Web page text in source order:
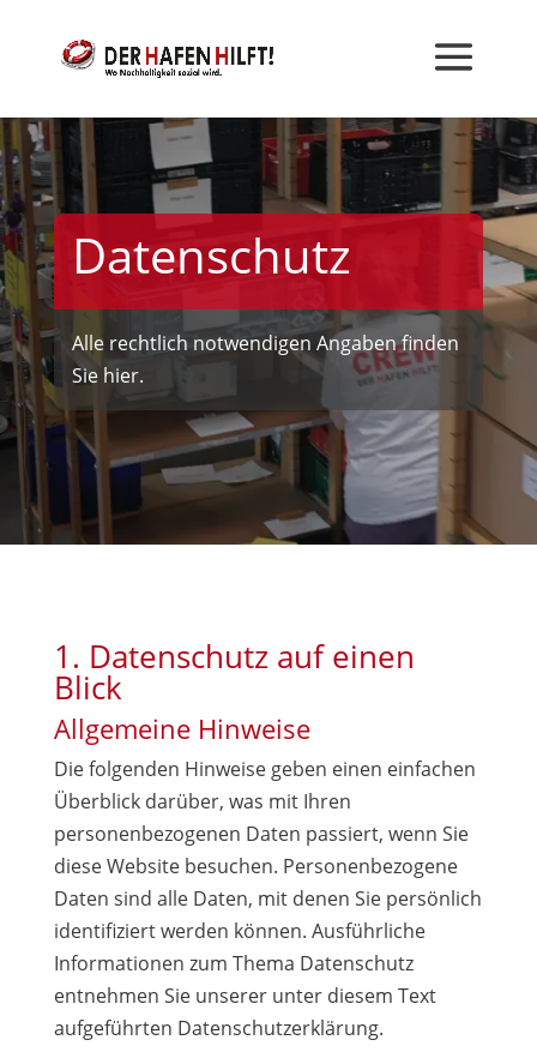
Datenschutz
Alle rechtlich notwendigen Angaben finden
Sie hier.
1. Datenschutz auf einen
Blick
Allgemeine Hinweise
Die folgenden Hinweise geben einen einfachen
Überblick darüber, was mit Ihren
personenbezogenen Daten passiert, wenn Sie
diese Website besuchen. Personenbezogene
Daten sind alle Daten, mit denen Sie persönlich
identifiziert werden können. Ausführliche
Informationen zum Thema Datenschutz
entnehmen Sie unserer unter diesem Text
aufgeführten Datenschutzerklärung.